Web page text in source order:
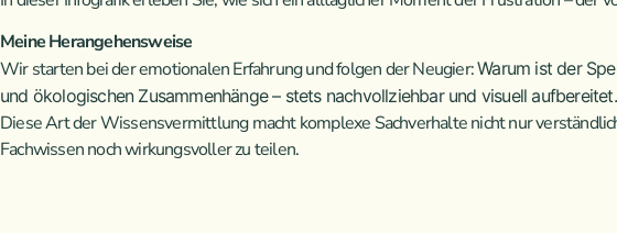
Meine Herangehensweise
Wir starten bei der emotionalen Erfahrung und folgen der Neugier:Warum ist der
und ökologischen Zusammenhänge – stets nachvollziehbar und visuell aufbereitet.
Diese Art der Wissensvermittlung macht komplexe Sachverhalte nicht nur
Fachwissen noch wirkungsvoller zu teilen.